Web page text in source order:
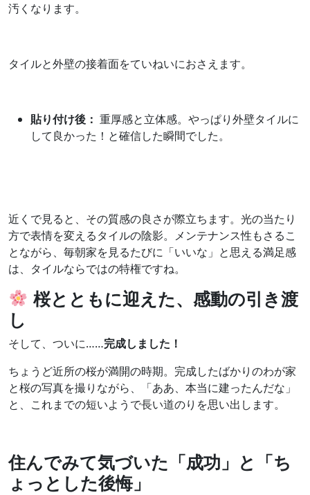
汚くなります。
タイルと外壁の接着面をていねいにおさえます。
貼り付け後： 重厚感と立体感。やっぱり外壁タイルに
して良かった！と確信した瞬間でした。
近くで見ると、その質感の良さが際立ちます。光の当たり
方で表情を変えるタイルの陰影。メンテナンス性もさるこ
とながら、毎朝家を見るたびに「いいな」と思える満足感
は、タイルならではの特権ですね。
桜とともに迎えた、感動の引き渡
し
そして、ついに……完成しました！
ちょうど近所の桜が満開の時期。完成したばかりのわが家
と桜の写真を撮りながら、「ああ、本当に建ったんだな」
と、これまでの短いようで長い道のりを思い出します。
住んでみて気づいた「成功」と「ち
ょっとした後悔」